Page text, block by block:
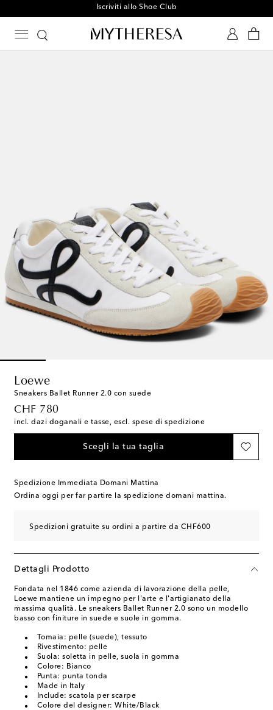
Iscriviti allo Shoe Club
Loewe
Sneakers Ballet Runner 2.0 con suede
CHF 780
original price
incl. dazi doganali e tasse, escl. spese di spedizione
Scegli la tua taglia
Spedizione Immediata Domani Mattina
Ordina oggi per far partire la spedizione domani mattina.
Spedizioni gratuite su ordini a partire da CHF600
Dettagli Prodotto
Fondata nel 1846 come azienda di lavorazione della pelle,
Loewe mantiene un impegno per l'arte e l'artigianato della
massima qualità. Le sneakers Ballet Runner 2.0 sono un modello
basso con finiture in suede e suole in gomma.
Tomaia: pelle (suede), tessuto
Rivestimento: pelle
Suola: soletta in pelle, suola in gomma
Colore: Bianco
Punta: punta tonda
Made in Italy
Include: scatola per scarpe
Colore del designer: White/Black